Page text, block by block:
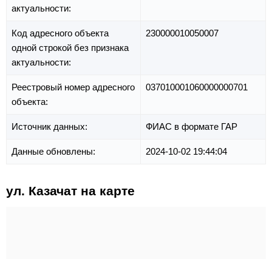
актуальности:
Код адресного объекта
одной строкой без признака
актуальности:
230000010050007
Реестровый номер адресного
объекта:
037010001060000000701
Источник данных: ФИАС в формате ГАР
Данные обновлены: 2024-10-02 19:44:04
ул. Казачат на карте